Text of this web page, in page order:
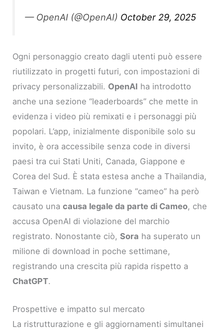
— OpenAI (@OpenAI) October 29, 2025
Ogni personaggio creato dagli utenti può essere
riutilizzato in progetti futuri, con impostazioni di
privacy personalizzabili. OpenAI ha introdotto
anche una sezione “leaderboards” che mette in
evidenza i video più remixati e i personaggi più
popolari. L’app, inizialmente disponibile solo su
invito, è ora accessibile senza code in diversi
paesi tra cui Stati Uniti, Canada, Giappone e
Corea del Sud. È stata estesa anche a Thailandia,
Taiwan e Vietnam. La funzione “cameo” ha però
causato unacausa legale da parte di Cameo, che
accusa OpenAI di violazione del marchio
registrato. Nonostante ciò,Sora ha superato un
milione di download in poche settimane,
registrando una crescita più rapida rispetto a
ChatGPT.
Prospettive e impatto sul mercato
La ristrutturazione e gli aggiornamenti simultanei